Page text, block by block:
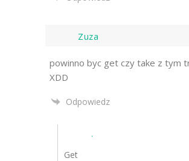
Zuza
powinno byc get czy take z tym
XDD
Odpowiedz
.
Get